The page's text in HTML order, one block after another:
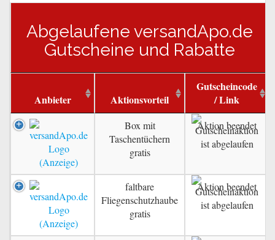
Abgelaufene versandApo.de
Gutscheine und Rabatte
Anbieter Aktionsvorteil
Gutscheincode
/ Link
Box mit
Taschentüchern
gratis
Aktion beendet
faltbare
Fliegenschutzhaube
gratis
Aktion beendet